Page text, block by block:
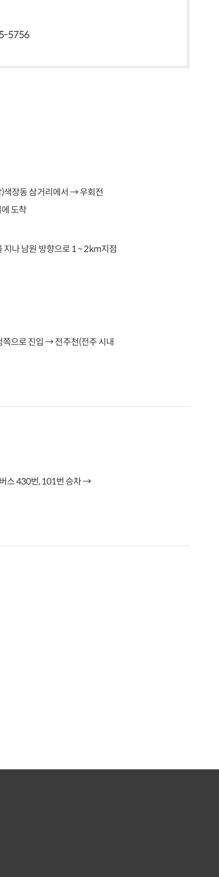
5756
색장동 삼거리에서 → 우회전
도착
나 남원 방향으로 1 ~ 2km지점
으로 진입 → 전주천(전주 시내
스 430번, 101번 승차 →